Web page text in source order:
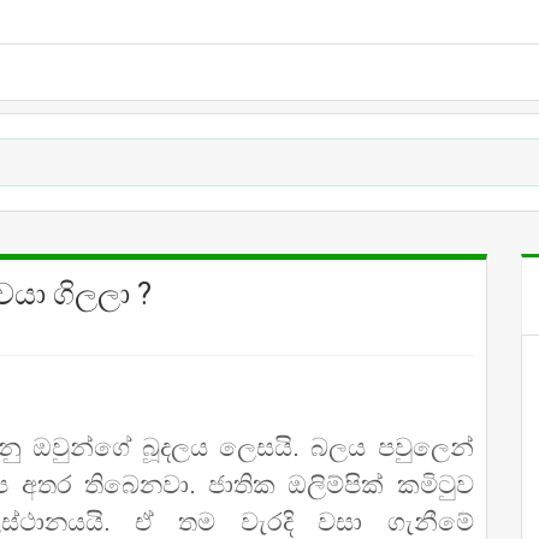
ගිලලා ?
ඔවුන්ගේ බූදලය ලෙසයි. බලය පවුලෙන්
අතර තිබෙනවා. ජාතික ඔලිම්පික් කමිටුව
ඒ තම වැරදි වසා ගැනීමේ